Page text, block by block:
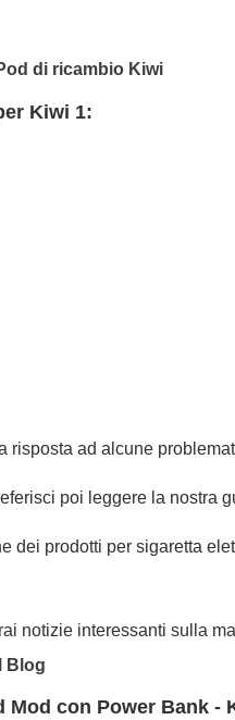
di ricambio Kiwi
Kiwi 1:
risposta ad alcune
poi leggere la nostra
dei prodotti per sigaretta
notizie interessanti sulla
Blog
con Power Bank -